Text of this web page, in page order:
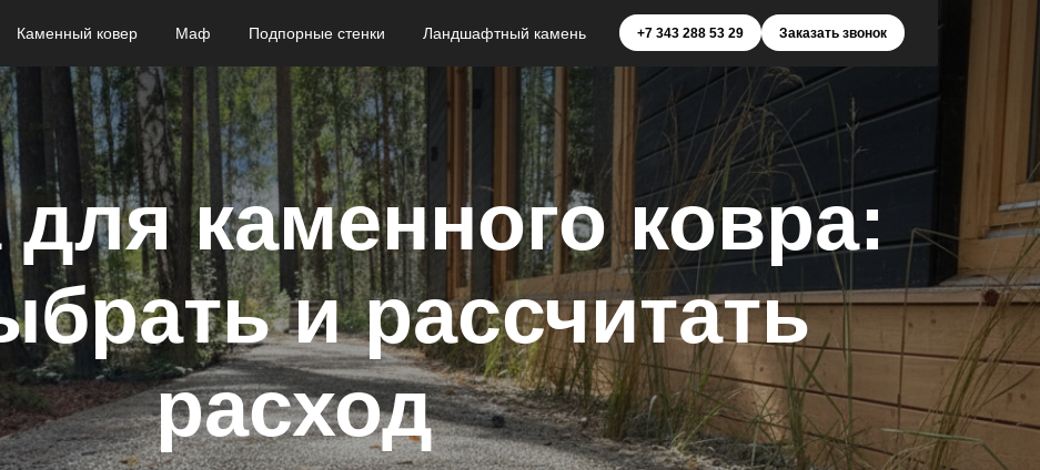
Каменный ковер Маф Подпорные стенки Ландшафтный камень +7 343 288 53 29 Заказать звонок
каменного ковра:
и рассчитать
расход